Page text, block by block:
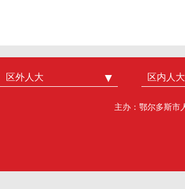
区外人大
中国人大
区内人大
内蒙古人
包头人大
巴彦淖
主办：鄂尔多斯市